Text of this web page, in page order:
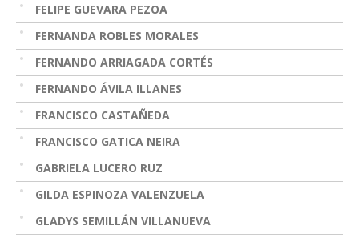
FELIPE GUEVARA PEZOA
FERNANDA ROBLES MORALES
FERNANDO ARRIAGADA CORTÉS
FERNANDO ÁVILA ILLANES
FRANCISCO CASTAÑEDA
FRANCISCO GATICA NEIRA
GABRIELA LUCERO RUZ
GILDA ESPINOZA VALENZUELA
GLADYS SEMILLÁN VILLANUEVA